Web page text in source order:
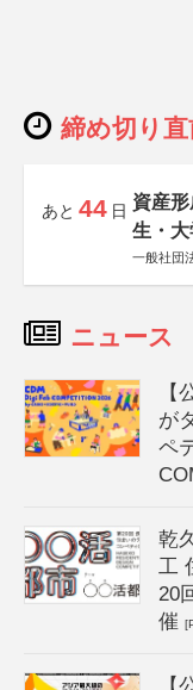
締め切り
あと 44 日 資産
生・大
一般社団
ニュース
が
ペ
乾
工
20
催